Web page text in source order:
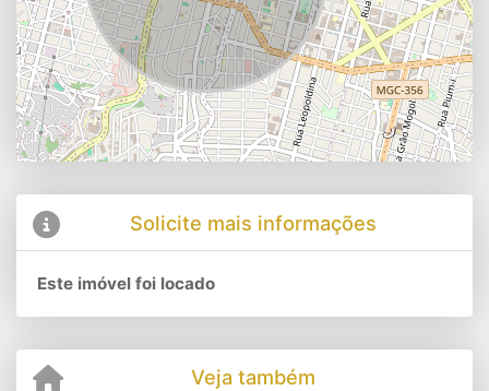
Solicite mais informações
Este imóvel foi locado
Veja também